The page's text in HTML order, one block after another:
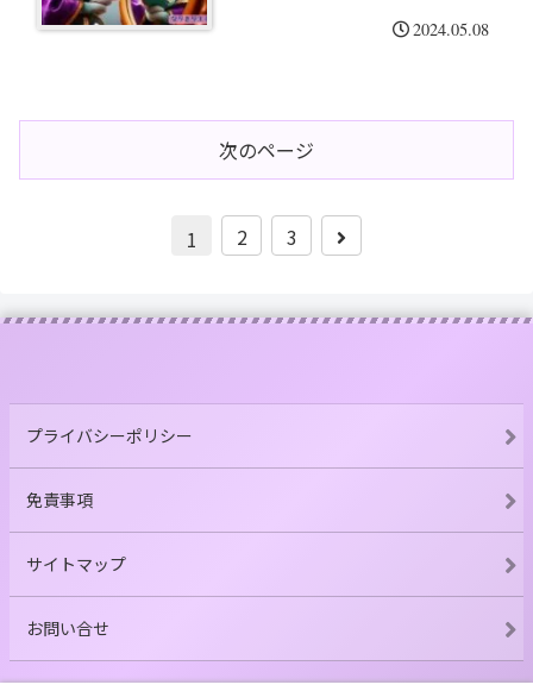
2024.05.08
次のページ
1 2 3
次
プライバシーポリシー
免責事項
サイトマップ
お問い合せ